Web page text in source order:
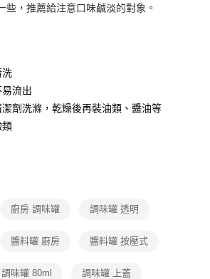
服務購買商品或服務，並由商店將買賣／分期付款
付你分期」之契約關係目的，商店將以您的個人
址）提供予台灣大哥大進項蒐集、處理及利用，
帳單所需資料之確認、核對及更正。
閱以下連結：
含以上)免運費
時$299免運
含以上)免運費
些，推薦給注意口味鹹淡的對象。
流出
劑洗滌，乾燥後再裝油類、醬油等
廚房 調味罐 調味罐 透明
醬料罐 廚房 醬料罐 按壓式
調味罐 80ml 調味罐 上蓋